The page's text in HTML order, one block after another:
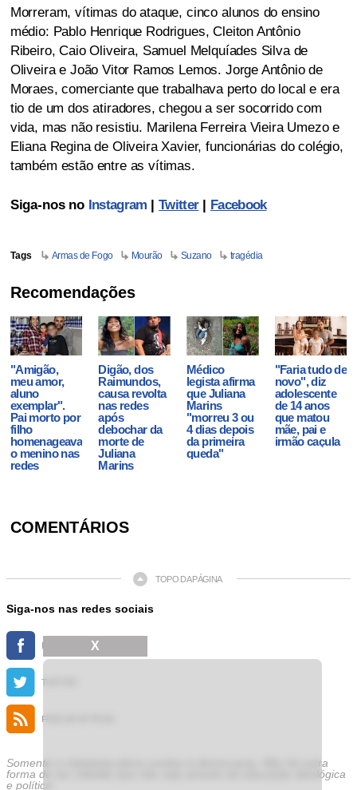
Morreram, vítimas do ataque, cinco alunos do ensino
médio: Pablo Henrique Rodrigues, Cleiton Antônio
Ribeiro, Caio Oliveira, Samuel Melquíades Silva de
Oliveira e João Vitor Ramos Lemos. Jorge Antônio de
Moraes, comerciante que trabalhava perto do local e era
tio de um dos atiradores, chegou a ser socorrido com
vida, mas não resistiu. Marilena Ferreira Vieira Umezo e
Eliana Regina de Oliveira Xavier, funcionárias do colégio,
também estão entre as vítimas.
Siga-nos no Instagram |Twitter| Facebook
Tags Armas de Fogo Mourão Suzano tragédia
Recomendações
"Amigão,
meu amor,
aluno
exemplar".
Pai morto por
filho
homenageava
o menino nas
redes
Digão, dos
Raimundos,
causa revolta
nas redes
após
debochar da
morte de
Juliana
Marins
Médico
legista afirma
que Juliana
Marins
"morreu 3 ou
4 dias depois
da primeira
queda"
"Faria tudo de
novo", diz
adolescente
de 14 anos
que matou
mãe, pai e
irmão caçula
COMENTÁRIOS
TOPO DA PÁGINA
Siga-nos nas redes sociais
FACEBOOK
TWITTER
FEED DE NOTÍCIAS
Somente a cidadania plena conduz à democracia. Não há outra
forma de ser cidadão que não seja através da educação ideológica
e política.
X